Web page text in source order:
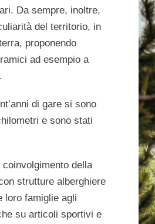
. Da sempre, inoltre,
del territorio, in
proponendo
ad esempio a
di gare si sono
e sono stati
coinvolgimento della
strutture alberghiere
loro famiglie agli
su articoli sportivi e